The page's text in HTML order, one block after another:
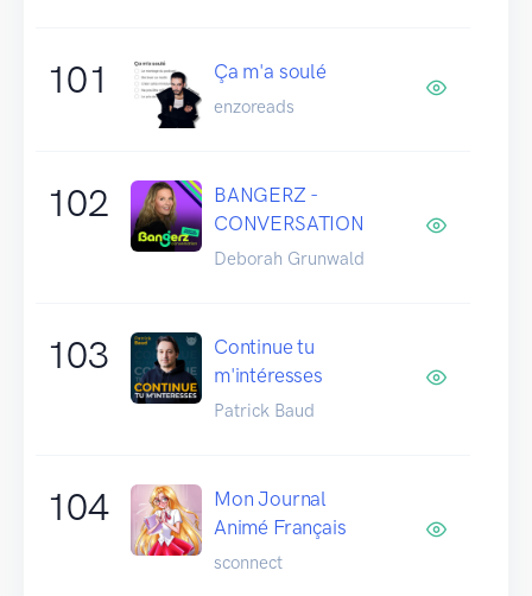
101 Ça m'a soulé
enzoreads
102
BANGERZ -
CONVERSATION
Deborah Grunwald
103
Continue tu
m'intéresses
Patrick Baud
104
Mon Journal
Animé Français
sconnect